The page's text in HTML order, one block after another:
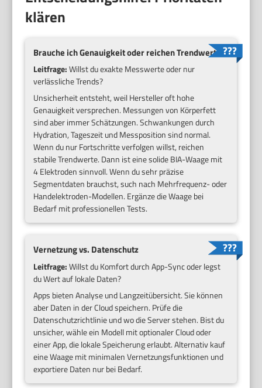
klären
Brauche ich Genauigkeit oder reichen Trendwerte?
Leitfrage:Willst du exakte Messwerte oder nur
verlässliche Trends?
Unsicherheit entsteht, weil Hersteller oft hohe
Genauigkeit versprechen. Messungen von Körperfett
sind aber immer Schätzungen. Schwankungen durch
Hydration, Tageszeit und Messposition sind normal.
Wenn du nur Fortschritte verfolgen willst, reichen
stabile Trendwerte. Dann ist eine solide BIA-Waage mit
4 Elektroden sinnvoll. Wenn du sehr präzise
Segmentdaten brauchst, such nach Mehrfrequenz- oder
Handelektroden-Modellen. Ergänze die Waage bei
Bedarf mit professionellen Tests.
Vernetzung vs. Datenschutz
Leitfrage:Willst du Komfort durch App-Sync oder legst
du Wert auf lokale Daten?
Apps bieten Analyse und Langzeitübersicht. Sie können
aber Daten in der Cloud speichern. Prüfe die
Datenschutzrichtlinie und wo die Server stehen. Bist du
unsicher, wähle ein Modell mit optionaler Cloud oder
einer App, die lokale Speicherung erlaubt. Alternativ kauf
eine Waage mit minimalen Vernetzungsfunktionen und
exportiere Daten nur bei Bedarf.